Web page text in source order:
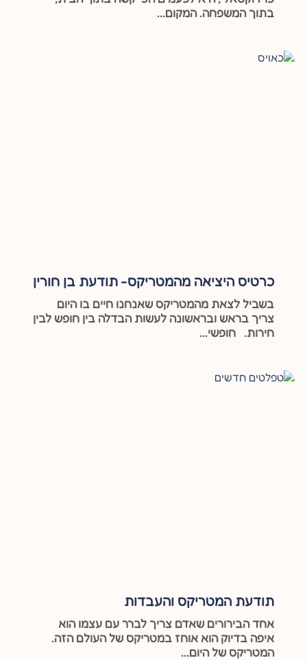
בתוך המשפחה. המקום...
כרטיס היציאה מהמטריקס- תודעת בן חורין
בשביל לצאת מהמטריקס שאנחנו חיים בו היום
צריך בראש ובראשונה לעשות הבדלה בין חופש לבין
חירות. חופשי...
תודעת המטריקס והעבדות
אחד הבירורים שאדם צריך לברר עם עצמו הוא
איפה בדיוק הוא אוחז במטריקס של העולם הזה.
המטריקס של היום...